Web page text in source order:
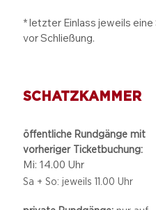
* letzter Einlass jeweils
vor Schließung.
SCHATZKAMMER
öffentliche Rundgänge mit
vorheriger Ticketbuchung:
Mi: 14.00 Uhr
Sa + So: jeweils 11.00 Uhr